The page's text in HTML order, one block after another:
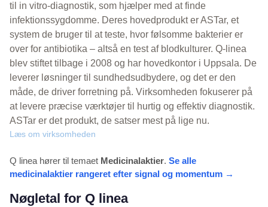
til in vitro-diagnostik, som hjælper med at finde
infektionssygdomme. Deres hovedprodukt er ASTar, et
system de bruger til at teste, hvor følsomme bakterier er
over for antibiotika – altså en test af blodkulturer. Q-linea
blev stiftet tilbage i 2008 og har hovedkontor i Uppsala. De
leverer løsninger til sundhedsudbydere, og det er den
måde, de driver forretning på. Virksomheden fokuserer på
at levere præcise værktøjer til hurtig og effektiv diagnostik.
ASTar er det produkt, de satser mest på lige nu.
Læs om virksomheden
Q linea hører til temaet Medicinalaktier. Se alle
medicinalaktier rangeret efter signal og momentum →
Nøgletal for Q linea